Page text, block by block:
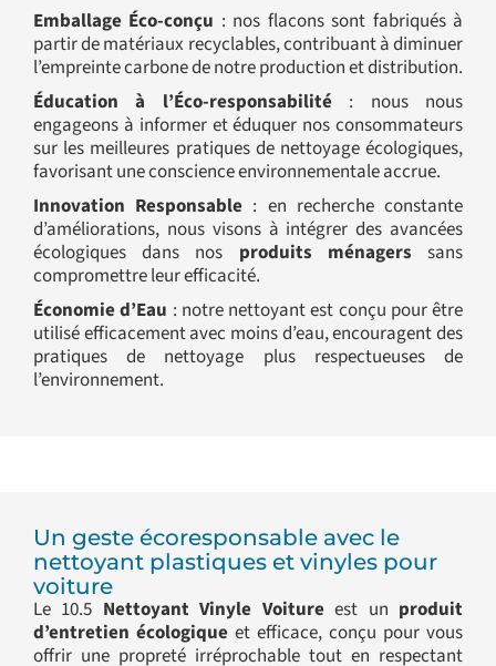
Emballage Éco-conçu : nos flacons sont fabriqués à
partir de matériaux recyclables, contribuant à diminuer
l’empreinte carbone de notre production et distribution.
Éducation à l’Éco-responsabilité: nous nous
engageons à informer et éduquer nos consommateurs
sur les meilleures pratiques de nettoyage écologiques,
favorisant une conscience environnementale accrue.
Innovation Responsable : en recherche constante
d’améliorations, nous visons à intégrer des avancées
écologiques dans nos produits ménagers sans
compromettre leur efficacité.
Économie d’Eau : notre nettoyant est conçu pour être
utilisé efficacement avec moins d’eau, encouragent des
pratiques de nettoyage plus respectueuses de
l’environnement.
Un geste écoresponsable avec le
nettoyant plastiques et vinyles pour
voiture
Le 10.5 Nettoyant Vinyle Voitureest un produit
d’entretien écologique et efficace, conçu pour vous
offrir une propreté irréprochable tout en respectant